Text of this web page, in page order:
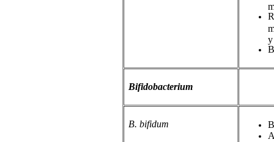
y
Bifidobacterium
B. bifidum